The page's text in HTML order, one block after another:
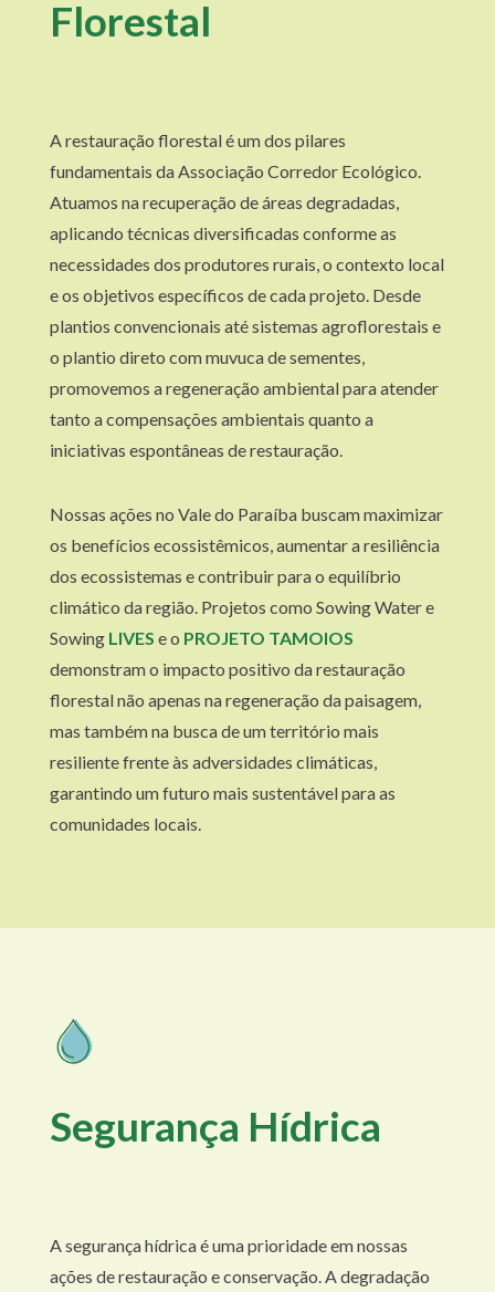
Florestal
A restauração florestal é um dos pilares
fundamentais da Associação Corredor Ecológico.
Atuamos na recuperação de áreas degradadas,
aplicando técnicas diversificadas conforme as
necessidades dos produtores rurais, o contexto local
e os objetivos específicos de cada projeto. Desde
plantios convencionais até sistemas agroflorestais e
o plantio direto com muvuca de sementes,
promovemos a regeneração ambiental para atender
tanto a compensações ambientais quanto a
iniciativas espontâneas de restauração.
Nossas ações no Vale do Paraíba buscam maximizar
os benefícios ecossistêmicos, aumentar a resiliência
dos ecossistemas e contribuir para o equilíbrio
climático da região. Projetos como Sowing Water e
Sowing LIVES e o PROJETO TAMOIOS
demonstram o impacto positivo da restauração
florestal não apenas na regeneração da paisagem,
mas também na busca de um território mais
resiliente frente às adversidades climáticas,
garantindo um futuro mais sustentável para as
comunidades locais.
Segurança Hídrica
A segurança hídrica é uma prioridade em nossas
ações de restauração e conservação. A degradação